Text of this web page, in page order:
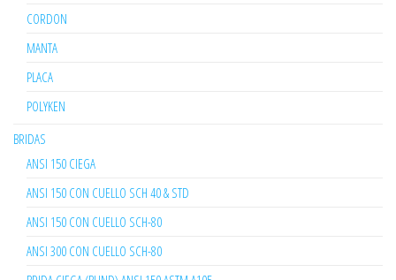
CORDON
MANTA
PLACA
POLYKEN
BRIDAS
ANSI 150 CIEGA
ANSI 150 CON CUELLO SCH 40 & STD
ANSI 150 CON CUELLO SCH-80
ANSI 300 CON CUELLO SCH-80